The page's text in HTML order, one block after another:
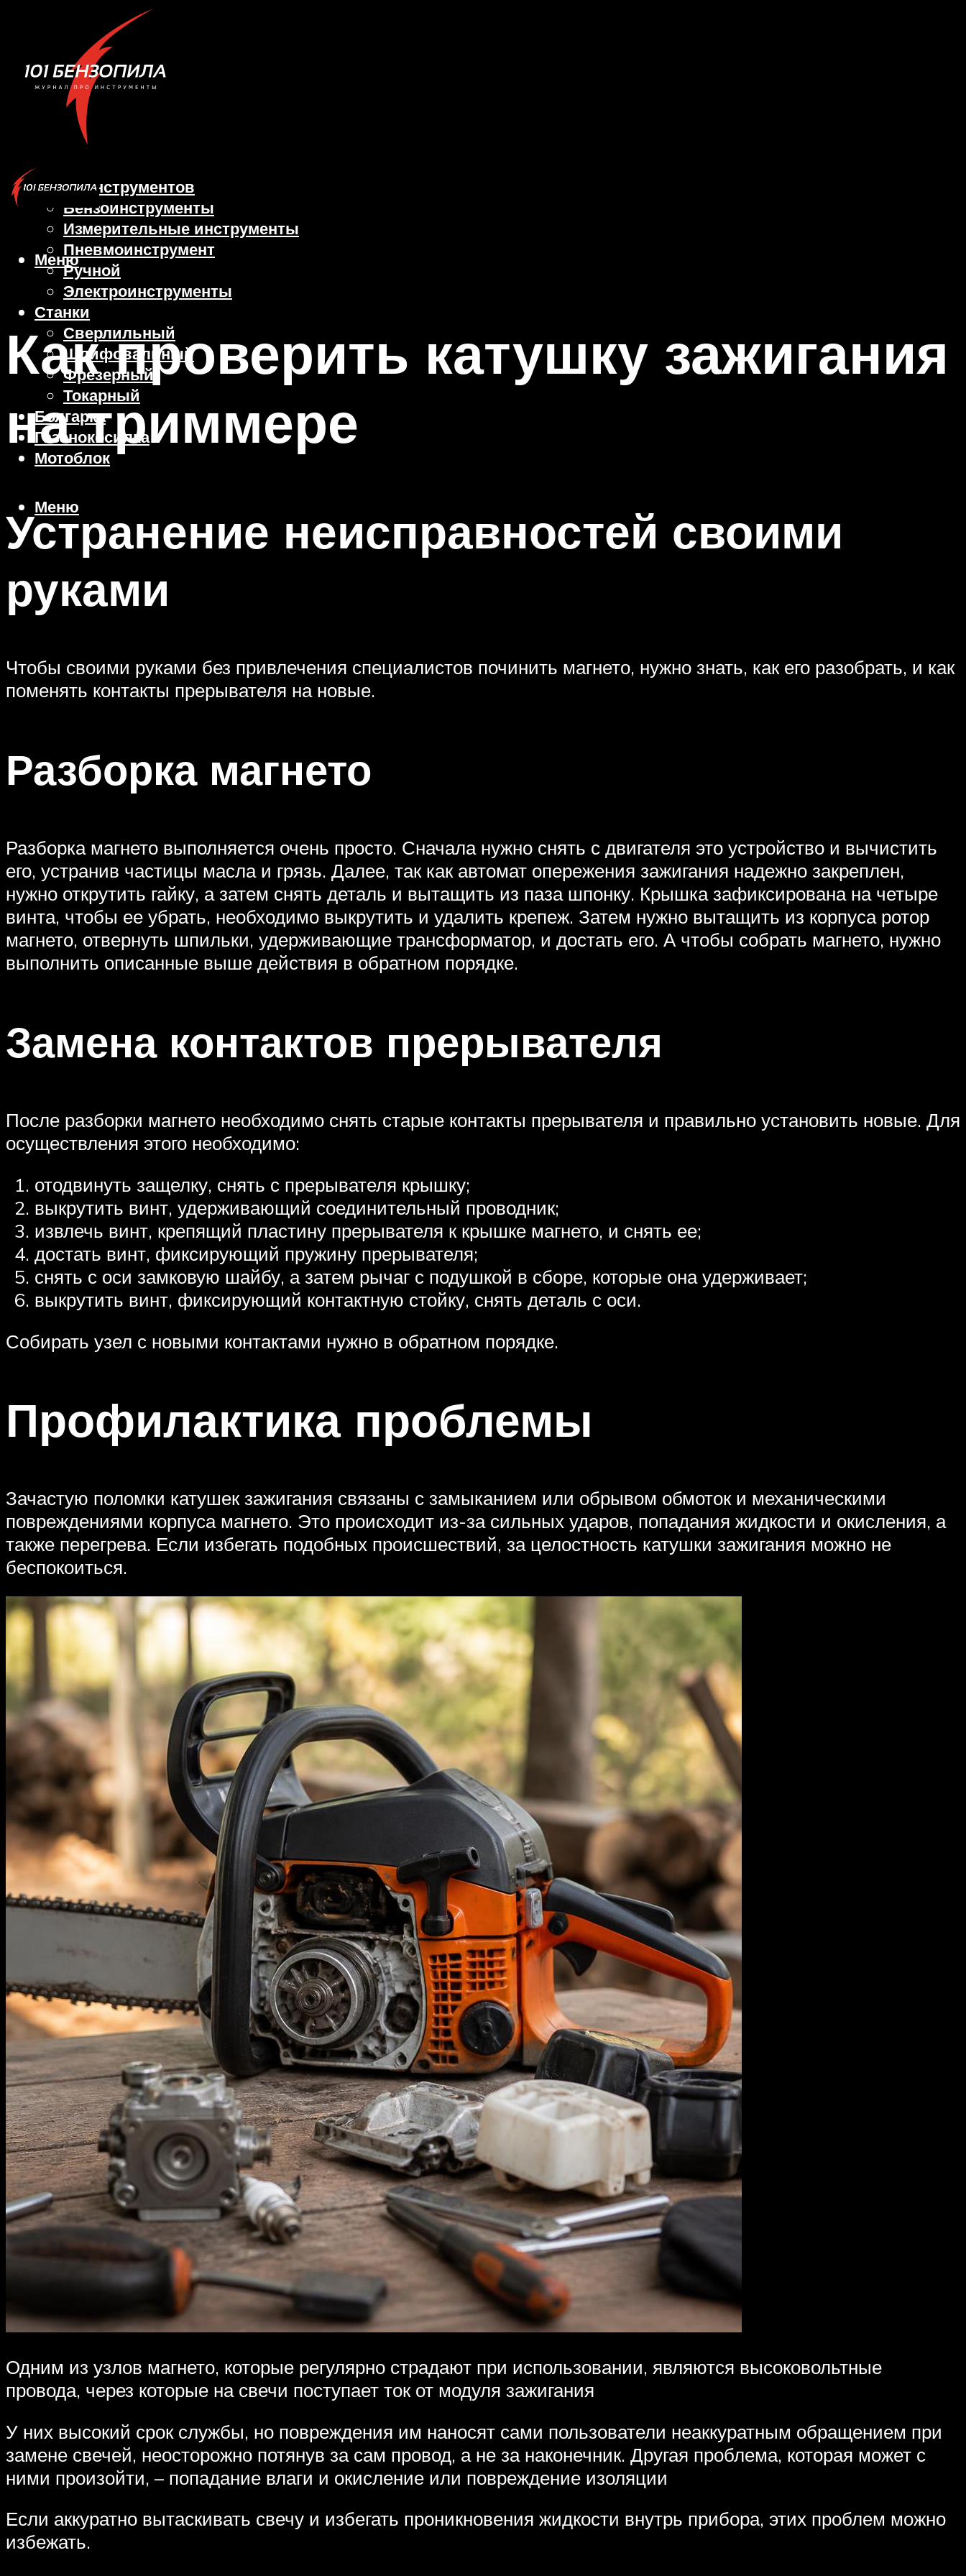
Виды инструментов
Бензоинструменты
Измерительные инструменты
Пневмоинструмент
Ручной
Электроинструменты
Станки
Сверлильный
Шлифовальный
Фрезерный
Токарный
Болгарка
Газонокосилка
Мотоблок
Меню
Меню
Как проверить катушку зажигания
на триммере
Устранение неисправностей своими
руками
Чтобы своими руками без привлечения специалистов починить магнето, нужно знать, как его разобрать, и как
поменять контакты прерывателя на новые.
Разборка магнето
Разборка магнето выполняется очень просто. Сначала нужно снять с двигателя это устройство и вычистить
его, устранив частицы масла и грязь. Далее, так как автомат опережения зажигания надежно закреплен,
нужно открутить гайку, а затем снять деталь и вытащить из паза шпонку. Крышка зафиксирована на четыре
винта, чтобы ее убрать, необходимо выкрутить и удалить крепеж. Затем нужно вытащить из корпуса ротор
магнето, отвернуть шпильки, удерживающие трансформатор, и достать его. А чтобы собрать магнето, нужно
выполнить описанные выше действия в обратном порядке.
Замена контактов прерывателя
После разборки магнето необходимо снять старые контакты прерывателя и правильно установить новые. Для
осуществления этого необходимо:
отодвинуть защелку, снять с прерывателя крышку;
выкрутить винт, удерживающий соединительный проводник;
извлечь винт, крепящий пластину прерывателя к крышке магнето, и снять ее;
достать винт, фиксирующий пружину прерывателя;
снять с оси замковую шайбу, а затем рычаг с подушкой в сборе, которые она удерживает;
выкрутить винт, фиксирующий контактную стойку, снять деталь с оси.
Собирать узел с новыми контактами нужно в обратном порядке.
Профилактика проблемы
Зачастую поломки катушек зажигания связаны с замыканием или обрывом обмоток и механическими
повреждениями корпуса магнето. Это происходит из-за сильных ударов, попадания жидкости и окисления, а
также перегрева. Если избегать подобных происшествий, за целостность катушки зажигания можно не
беспокоиться.
Одним из узлов магнето, которые регулярно страдают при использовании, являются высоковольтные
провода, через которые на свечи поступает ток от модуля зажигания
У них высокий срок службы, но повреждения им наносят сами пользователи неаккуратным обращением при
замене свечей, неосторожно потянув за сам провод, а не за наконечник. Другая проблема, которая может с
ними произойти, – попадание влаги и окисление или повреждение изоляции
Если аккуратно вытаскивать свечу и избегать проникновения жидкости внутрь прибора, этих проблем можно
избежать.